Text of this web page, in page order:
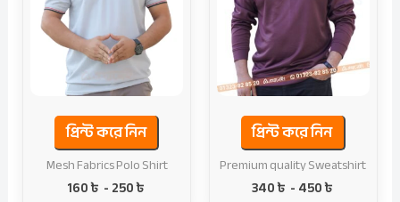
প্রিন্ট করে নিন
Mesh Fabrics Polo Shirt
160৳ -250৳
প্রিন্ট করে নিন
Premium quality Sweatshirt
340৳ -450৳